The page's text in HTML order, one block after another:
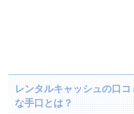
レンタルキャッシュの口
な手口とは？